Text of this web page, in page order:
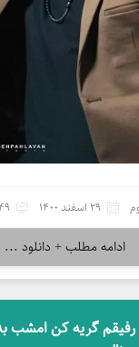
29 اسفند 1400
ادامه مطلب + دانلود ...
گریه کن امشب